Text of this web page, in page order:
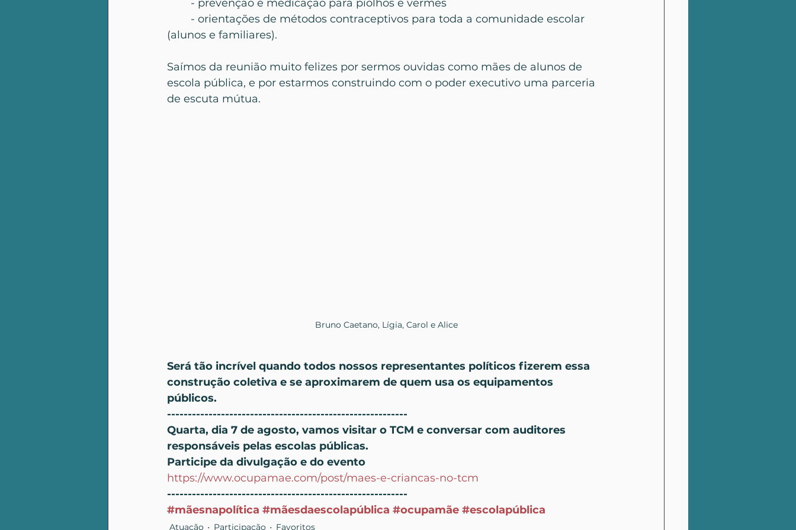
- prevenção e medicação para piolhos e vermes
- orientações de métodos contraceptivos para toda a comunidade escolar
(alunos e familiares).
Saímos da reunião muito felizes por sermos ouvidas como mães de alunos de
escola pública, e por estarmos construindo com o poder executivo uma parceria
de escuta mútua.
Bruno Caetano, Lígia, Carol e Alice
Será tão incrível quando todos nossos representantes políticos fizerem essa
construção coletiva e se aproximarem de quem usa os equipamentos
públicos.
----------------------------------------------------------
Quarta, dia 7 de agosto, vamos visitar o TCM e conversar com auditores
responsáveis pelas escolas públicas.
Participe da divulgação e do evento
https://www.ocupamae.com/post/maes-e-criancas-no-tcm
----------------------------------------------------------
#mãesnapolítica #mãesdaescolapública #ocupamãe #escolapública
Atuação Participação Favoritos